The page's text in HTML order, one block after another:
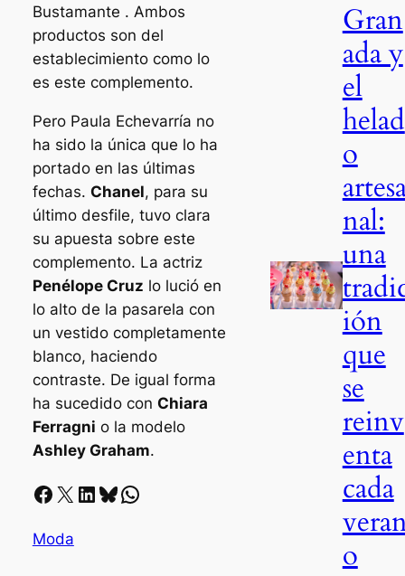
Bustamante . Ambos
productos son del
establecimiento como lo
es este complemento.
Pero Paula Echevarría no
ha sido la única que lo ha
portado en las últimas
fechas. Chanel, para su
último desfile, tuvo clara
su apuesta sobre este
complemento. La actriz
Penélope Cruz lo lució en
lo alto de la pasarela con
un vestido completamente
blanco, haciendo
contraste. De igual forma
ha sucedido con Chiara
Ferragni o la modelo
Ashley Graham.
Facebook X LinkedIn Bluesky Whatsapp
Moda
Gran
ada y
el
helad
o
nal:
una
ión
que
se
reinv
enta
cada
o